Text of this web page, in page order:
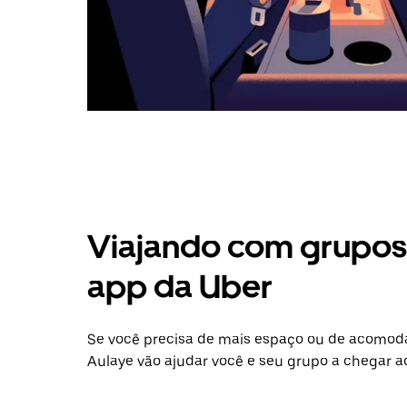
Viajando com
app da Uber
Se você precisa de mais espaço ou de
Aulaye vão ajudar você e seu grupo a chegar